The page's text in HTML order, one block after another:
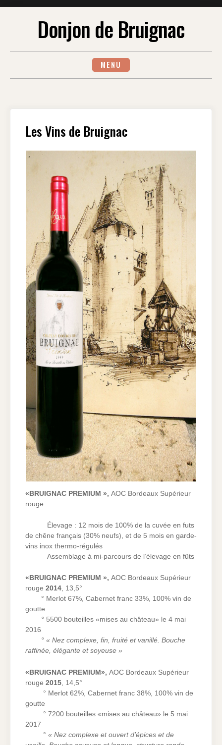
Donjon de Bruignac
MENU
Les Vins de Bruignac
«BRUIGNAC PREMIUM », AOC Bordeaux Supérieur
rouge
Élevage : 12 mois de 100% de la cuvée en futs
de chêne français (30% neufs), et de 5 mois en garde-
vins inox thermo-régulés
Assemblage à mi-parcours de l’élevage en fûts
«BRUIGNAC PREMIUM », AOC Bordeaux Supérieur
rouge 2014, 13,5°
° Merlot 67%, Cabernet franc 33%, 100% vin de
goutte
° 5500 bouteilles «mises au château» le 4 mai
2016
° « Nez complexe, fin, fruité et vanillé. Bouche
raffinée, élégante et soyeuse »
«BRUIGNAC PREMIUM», AOC Bordeaux Supérieur
rouge 2015 , 14,5°
° Merlot 62%, Cabernet franc 38%, 100% vin de
goutte
° 7200 bouteilles «mises au château» le 5 mai
2017
° « Nez complexe et ouvert d’épices et de